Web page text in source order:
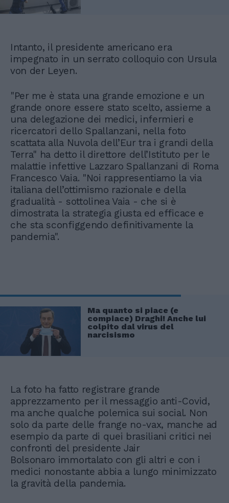
Intanto, il presidente americano era
impegnato in un serrato colloquio con Ursula
von der Leyen.
"Per me è stata una grande emozione e un
grande onore essere stato scelto, assieme a
una delegazione dei medici, infermieri e
ricercatori dello Spallanzani, nella foto
scattata alla Nuvola dell’Eur tra i grandi della
Terra" ha detto il direttore dell’Istituto per le
malattie infettive Lazzaro Spallanzani di Roma
Francesco Vaia. "Noi rappresentiamo la via
italiana dell’ottimismo razionale e della
gradualità - sottolinea Vaia - che si è
dimostrata la strategia giusta ed efficace e
che sta sconfiggendo definitivamente la
pandemia".
Ma quanto si piace (e
compiace) Draghi! Anche lui
colpito dal virus del
narcisismo
La foto ha fatto registrare grande
apprezzamento per il messaggio anti-Covid,
ma anche qualche polemica sui social. Non
solo da parte delle frange no-vax, manche ad
esempio da parte di quei brasiliani critici nei
confronti del presidente Jair
Bolsonaro immortalato con gli altri e con i
medici nonostante abbia a lungo minimizzato
la gravità della pandemia.